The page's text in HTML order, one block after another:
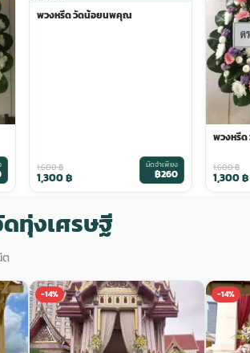
พวงหรีด วัดน้อยนพคุณ
1,600฿
1,300฿
มัดจำเพียง
฿260
พวงหรี
1,600฿
1,300฿
ดทุ่งเศรษฐี
-14% -14%